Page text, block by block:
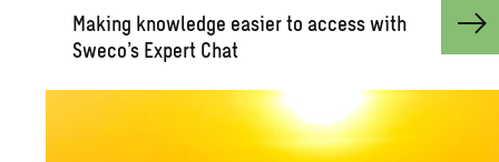
Mak­ing knowl­edge eas­ier to ac­cess with
Sweco’s Ex­pert Chat